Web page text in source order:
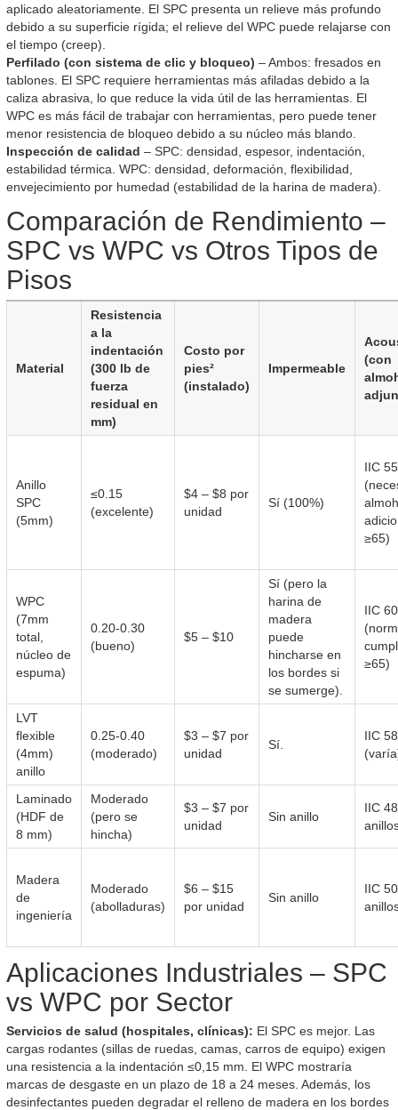
aplicado aleatoriamente. El SPC presenta un relieve más profundo
debido a su superficie rígida; el relieve del WPC puede relajarse con
el tiempo (creep).
Perfilado (con sistema de clic y bloqueo) – Ambos: fresados en
tablones. El SPC requiere herramientas más afiladas debido a la
caliza abrasiva, lo que reduce la vida útil de las herramientas. El
WPC es más fácil de trabajar con herramientas, pero puede tener
menor resistencia de bloqueo debido a su núcleo más blando.
Inspección de calidad – SPC: densidad, espesor, indentación,
estabilidad térmica. WPC: densidad, deformación, flexibilidad,
envejecimiento por humedad (estabilidad de la harina de madera).
Comparación de Rendimiento –
SPC vs WPC vs Otros Tipos de
Pisos
Material
Resistencia
a la
indentación
(300 lb de
fuerza
residual en
mm)
Costo por
pies²
(instalado)
Impermeable
(con
Anillo
SPC
(5mm)
≤0.15
(excelente)
$4 – $8 por
unidad
Sí (100%)
IIC
≥65)
WPC
(7mm
total,
núcleo de
espuma)
0.20-0.30
(bueno)
$5 – $10
Sí (pero la
harina de
madera
puede
hincharse en
los bordes si
se sumerge).
IIC
≥65)
LVT
flexible
(4mm)
anillo
0.25-0.40
(moderado)
$3 – $7 por
unidad
Sí.
IIC
Laminado
(HDF de
8 mm)
Moderado
(pero se
hincha)
$3 – $7 por
unidad
Sin anillo
IIC
Madera
de
ingeniería
Moderado
(abolladuras)
$6 – $15
por unidad
Sin anillo
IIC
Aplicaciones Industriales – SPC
vs WPC por Sector
Servicios de salud (hospitales, clínicas): El SPC es mejor. Las
cargas rodantes (sillas de ruedas, camas, carros de equipo) exigen
una resistencia a la indentación ≤0,15 mm. El WPC mostraría
marcas de desgaste en un plazo de 18 a 24 meses. Además, los
desinfectantes pueden degradar el relleno de madera en los bordes